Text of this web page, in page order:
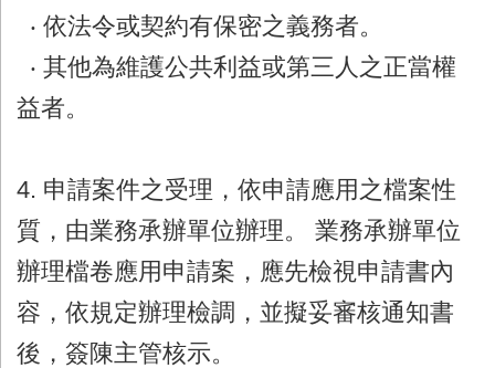
‧ 依法令或契約有保密之義務者。
‧ 其他為維護公共利益或第三人之正當權
益者。
4. 申請案件之受理，依申請應用之檔案性
質，由業務承辦單位辦理。 業務承辦單位
辦理檔卷應用申請案，應先檢視申請書內
容，依規定辦理檢調，並擬妥審核通知書
後，簽陳主管核示。